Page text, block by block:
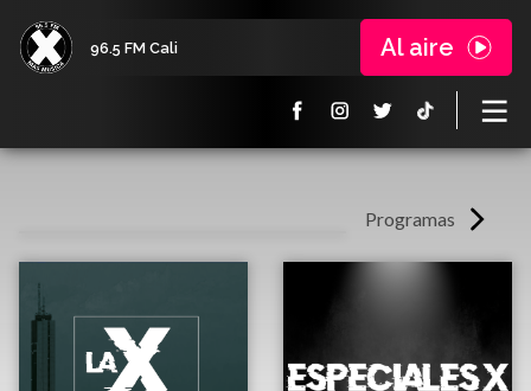
96.5 FM Cali Al aire
Programas